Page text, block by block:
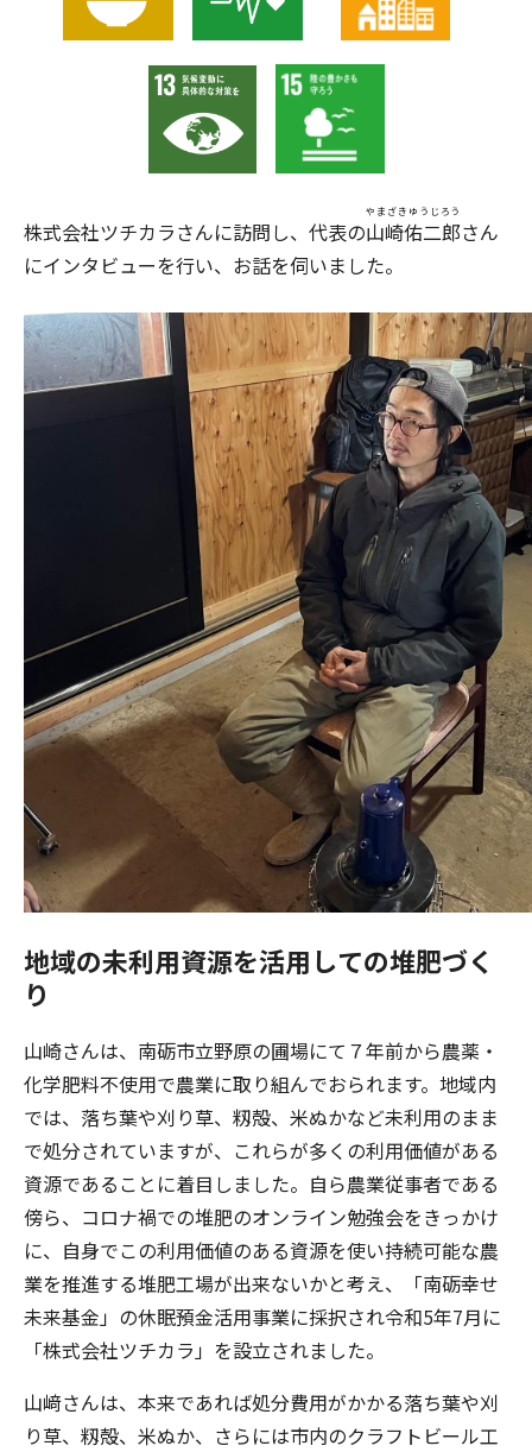
株式会社ツチカラさんに訪問し、代表の山崎佑二郎
やまざきゆうじろう
さん
にインタビューを行い、お話を伺いました。
地域の未利用資源を活用しての堆肥づく
り
山崎さんは、南砺市立野原の圃場にて７年前から農薬・
化学肥料不使用で農業に取り組んでおられます。地域内
では、落ち葉や刈り草、籾殻、米ぬかなど未利用のまま
で処分されていますが、これらが多くの利用価値がある
資源であることに着目しました。自ら農業従事者である
傍ら、コロナ禍での堆肥のオンライン勉強会をきっかけ
に、自身でこの利用価値のある資源を使い持続可能な農
業を推進する堆肥工場が出来ないかと考え、「南砺幸せ
未来基金」の休眠預金活用事業に採択され令和5年7月に
「株式会社ツチカラ」を設立されました。
山﨑さんは、本来であれば処分費用がかかる落ち葉や刈
り草、籾殻、米ぬか、さらには市内のクラフトビール工